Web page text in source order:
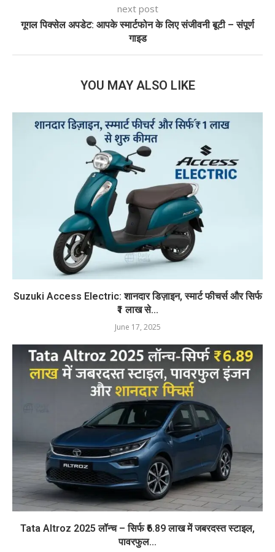
next post
गूगल पिक्सेल अपडेट: आपके स्मार्टफोन के लिए संजीवनी बूटी – संपूर्ण
गाइड
YOU MAY ALSO LIKE
Suzuki Access Electric: शानदार डिज़ाइन, स्मार्ट फीचर्स और सिर्फ
₹1 लाख से...
June 17, 2025
Tata Altroz 2025 लॉन्च – सिर्फ ₹6.89 लाख में जबरदस्त स्टाइल,
पावरफुल...